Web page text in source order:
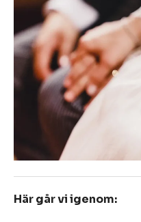
Här går vi igenom: